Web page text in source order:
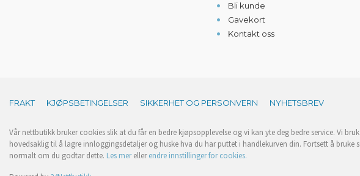
Bli kunde
Gavekort
Kontakt oss
FRAKT KJØPSBETINGELSER SIKKERHET OG PERSONVERN NYHETSBREV
Vår nettbutikk bruker cookies slik at du får en bedre kjøpsopplevelse og vi kan yte deg bedre service. Vi
hovedsaklig til å lagre innloggingsdetaljer og huske hva du har puttet i handlekurven din. Fortsett å bruke
normalt om du godtar dette. Les merellerendre innstillinger for cookies.